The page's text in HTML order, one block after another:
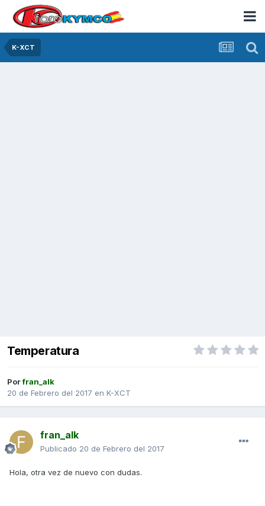
K-XCT
Temperatura
Porfran_alk
20 de Febrero del 2017 en K-XCT
fran_alk
Publicado 20 de Febrero del 2017
Hola, otra vez de nuevo con dudas.